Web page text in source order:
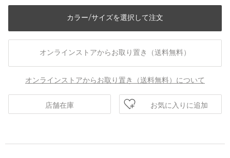
カラー/サイズを選択して注文
オンラインストアからお取り置き（送料無料）
オンラインストアからお取り置き（送料無料）について
店舗在庫 お気に入りに追加